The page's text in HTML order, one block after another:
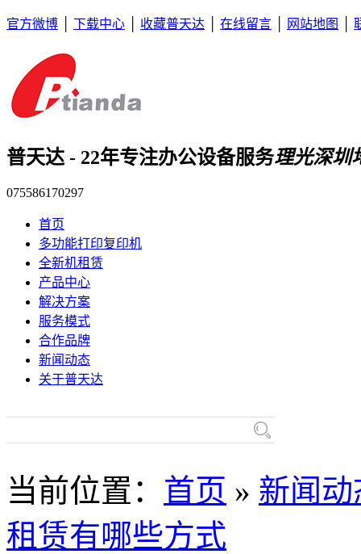
官方微博 下载中心 收藏普天达 在线留言 网站地图
普天达 - 22年专注办公设备服务理光深圳
075586170297
首页
多功能打印复印机
全新机租赁
产品中心
解决方案
服务模式
合作品牌
新闻动态
关于普天达
热门关键词： 理光复
复合机
当前位置 ： 首页 » 新闻动
租赁有哪些方式